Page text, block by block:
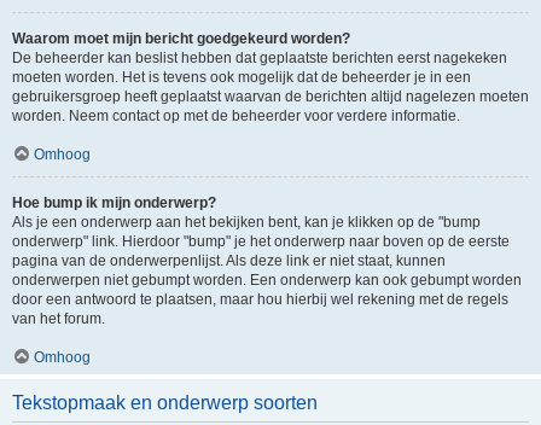
Waarom moet mijn bericht goedgekeurd worden?
De beheerder kan beslist hebben dat geplaatste berichten eerst nagekeken
moeten worden. Het is tevens ook mogelijk dat de beheerder je in een
gebruikersgroep heeft geplaatst waarvan de berichten altijd nagelezen moeten
worden. Neem contact op met de beheerder voor verdere informatie.
Omhoog
Hoe bump ik mijn onderwerp?
Als je een onderwerp aan het bekijken bent, kan je klikken op de "bump
onderwerp" link. Hierdoor "bump" je het onderwerp naar boven op de eerste
pagina van de onderwerpenlijst. Als deze link er niet staat, kunnen
onderwerpen niet gebumpt worden. Een onderwerp kan ook gebumpt worden
door een antwoord te plaatsen, maar hou hierbij wel rekening met de regels
van het forum.
Omhoog
Tekstopmaak en onderwerp soorten